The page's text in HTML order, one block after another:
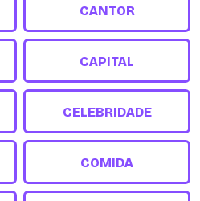
CANTOR
CAPITAL
CELEBRIDADE
COMIDA